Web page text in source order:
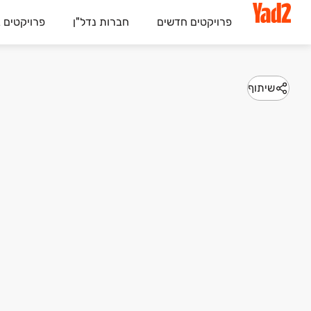
פרויקטים חדשים חברות נדל"ן
שיתוף